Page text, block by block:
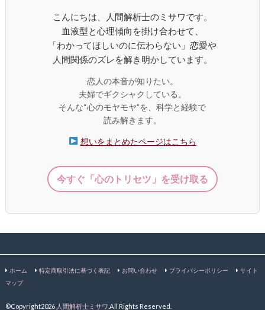
こんにちは、人間解析士のミサワです。
血液型と心理傾向を掛け合わせて、
「わかってほしいのに伝わらない」恋愛や
人間関係のズレを解き明かしています。
恋人の本音が知りたい。
夫婦でギクシャクしている。
そんな“心のモヤモヤ”を、科学と経験で
読み解きます。
想いをまとめたページはこちら
今すぐ「心のトリセツ」を受け取る
ホーム 特定商取引法に基づく表記 お問い合わせ プライバシーポリシー
サイト
マップ
©Copyright2026 人間解析士ミサワ .All Rights Reserved.